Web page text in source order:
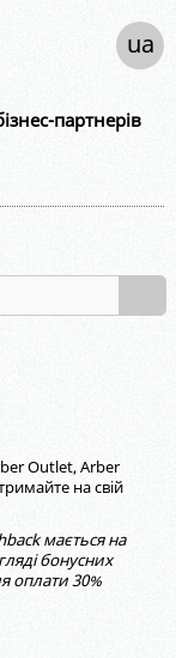
партнерів
ua
Outlet, Arber
на свій
мається на
бонусних
оплати 30%